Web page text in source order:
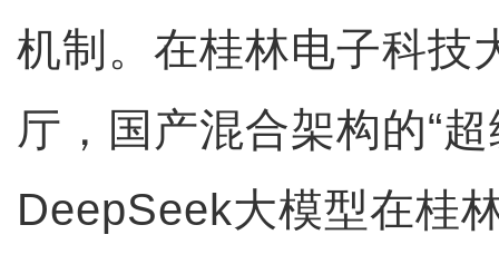
机制。在桂林电子科技
厅，国产混合架构的“
DeepSeek大模型在桂